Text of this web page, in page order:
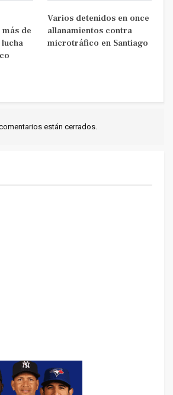
de
Varios detenidos en once
allanamientos contra
microtráfico en Santiago
están cerrados.